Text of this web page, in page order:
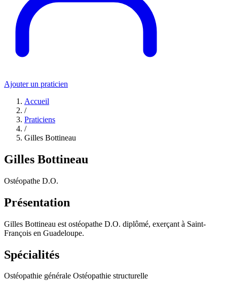
Ajouter un praticien
Accueil
/
Praticiens
/
Gilles Bottineau
Gilles Bottineau
Ostéopathe D.O.
Présentation
Gilles Bottineau est ostéopathe D.O. diplômé, exerçant à Saint-
François en Guadeloupe.
Spécialités
Ostéopathie générale Ostéopathie structurelle